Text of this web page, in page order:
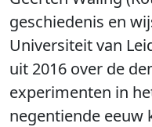
geschiedenis en
Universiteit van
uit 2016 over de
experimenten in
negentiende eeuw